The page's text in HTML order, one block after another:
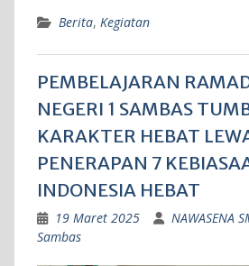
Berita, Kegiatan
PEMBELAJARAN
NEGERI 1 SAMBAS
KARAKTER HEBAT
PENERAPAN 7
INDONESIA HEBAT
19 Maret 2025
NAWASENA
Sambas